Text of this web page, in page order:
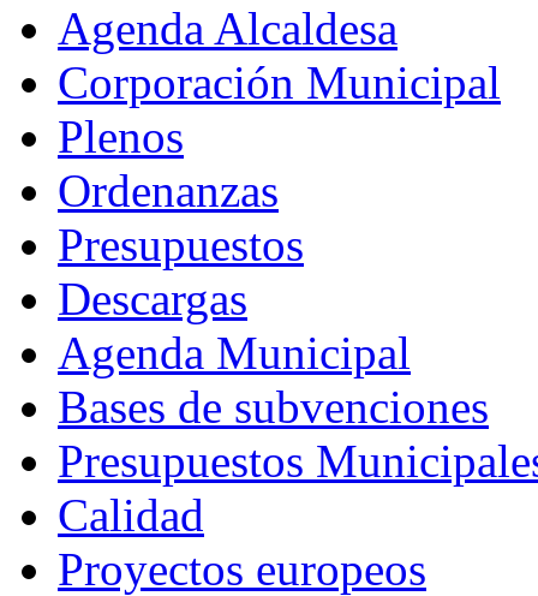
Agenda Alcaldesa
Corporación Municipal
Plenos
Ordenanzas
Presupuestos
Descargas
Agenda Municipal
Bases de subvenciones
Presupuestos
Calidad
Proyectos europeos